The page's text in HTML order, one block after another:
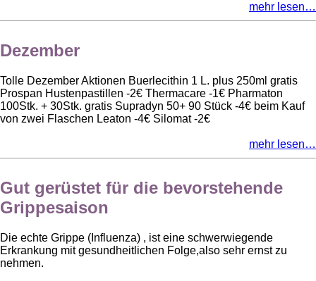
mehr lesen…
Dezember
Tolle Dezember Aktionen Buerlecithin 1 L. plus 250ml gratis
Prospan Hustenpastillen -2€ Thermacare -1€ Pharmaton
100Stk. + 30Stk. gratis Supradyn 50+ 90 Stück -4€ beim Kauf
von zwei Flaschen Leaton -4€ Silomat -2€
mehr lesen…
Gut gerüstet für die bevorstehende
Grippesaison
Die echte Grippe (Influenza) , ist eine schwerwiegende
Erkrankung mit gesundheitlichen Folge,also sehr ernst zu
nehmen.